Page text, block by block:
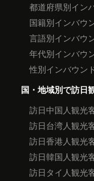
都道府県別イン
国籍別インバウ
言語別インバウ
年代別インバウ
性別インバウン
国・地域別で訪日
訪日中国人観光
訪日台湾人観光
訪日香港人観光
訪日韓国人観光
訪日タイ人観光